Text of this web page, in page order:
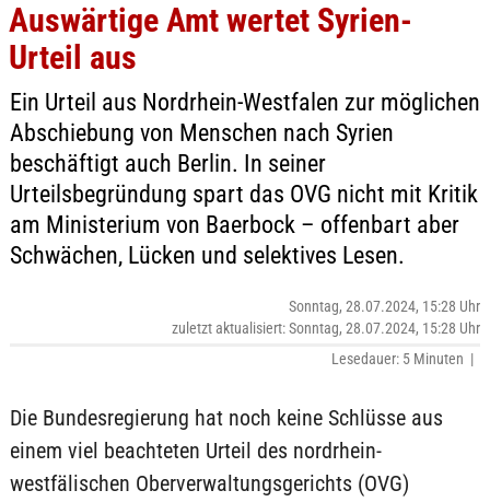
Auswärtige Amt wertet Syrien-
Urteil aus
Ein Urteil aus Nordrhein-Westfalen zur möglichen
Abschiebung von Menschen nach Syrien
beschäftigt auch Berlin. In seiner
Urteilsbegründung spart das OVG nicht mit Kritik
am Ministerium von Baerbock – offenbart aber
Schwächen, Lücken und selektives Lesen.
Sonntag, 28.07.2024, 15:28 Uhr
zuletzt aktualisiert: Sonntag, 28.07.2024, 15:28 Uhr
Lesedauer: 5 Minuten |
Die Bundesregierung hat noch keine Schlüsse aus
einem viel beachteten Urteil des nordrhein-
westfälischen Oberverwaltungsgerichts (OVG)